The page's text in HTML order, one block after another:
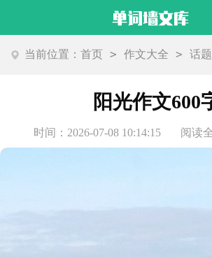
当前位置：首页 > 作文大全 > 话
阳光作文600
时间：2026-07-08 10:14:15 阅读